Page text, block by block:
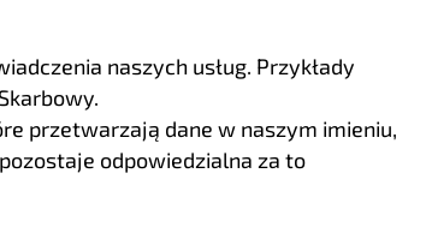
naszych usług. Przykłady
przetwarzają dane w naszym imieniu,
odpowiedzialna za to